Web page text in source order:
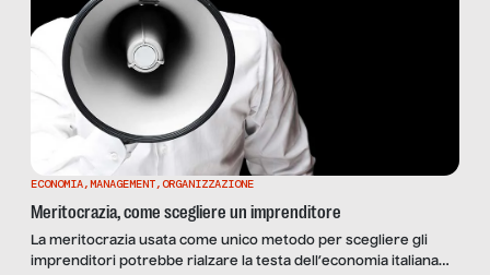
ECONOMIA,MANAGEMENT,ORGANIZZAZIONE
Meritocrazia, come scegliere un imprenditore
La meritocrazia usata come unico metodo per scegliere gli
imprenditori potrebbe rialzare la testa dell’economia italiana